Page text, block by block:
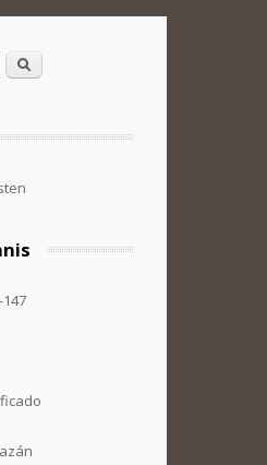
Search
147